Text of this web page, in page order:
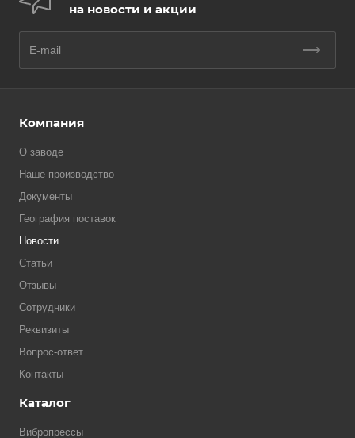
на новости и акции
Компания
О заводе
Наше производство
Документы
География поставок
Новости
Статьи
Отзывы
Сотрудники
Реквизиты
Вопрос-ответ
Контакты
Каталог
Вибропрессы